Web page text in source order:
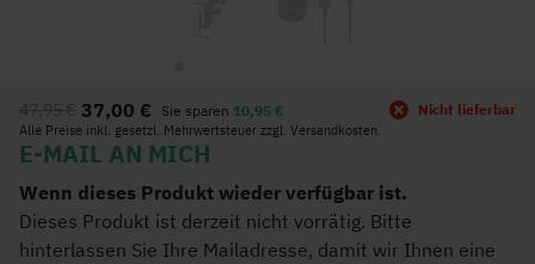
37,00 €
47,95 € Sie sparen 10,95 €
Alle Preise inkl. gesetzl. Mehrwertsteuer zzgl. Versandkosten.
Nicht lieferbar
der
Bildgalerie